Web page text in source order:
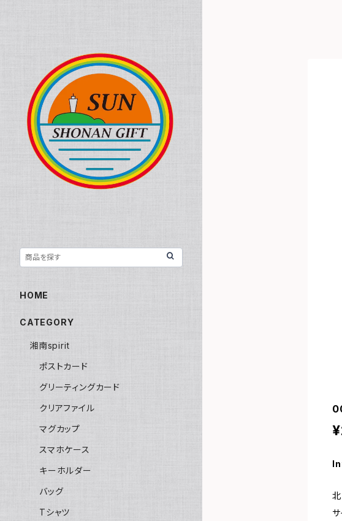
HOME
CATEGORY
湘南spirit
ポストカード
グリーティングカード
クリアファイル
マグカップ
スマホケース
キーホルダー
バッグ
Tシャツ